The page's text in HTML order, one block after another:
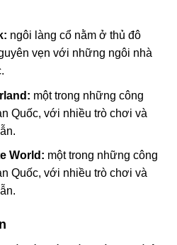
ngôi làng cổ nằm ở thủ đô
vẹn với những ngôi nhà
một trong những công
Quốc, với nhiều trò chơi và
World: một trong những công
Quốc, với nhiều trò chơi và